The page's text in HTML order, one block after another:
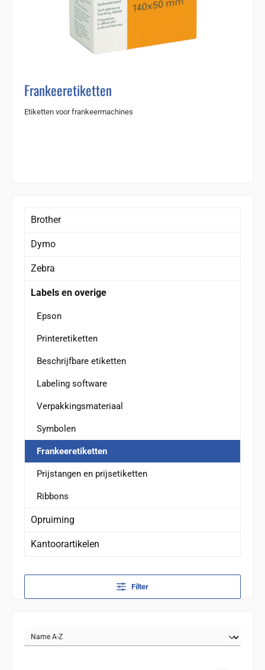
Frankeeretiketten
Etiketten voor frankeermachines
Brother
Dymo
Zebra
Labels en overige
Epson
Printeretiketten
Beschrijfbare etiketten
Labeling software
Verpakkingsmateriaal
Symbolen
Frankeeretiketten
Prijstangen en prijsetiketten
Ribbons
Opruiming
Kantoorartikelen
Filter